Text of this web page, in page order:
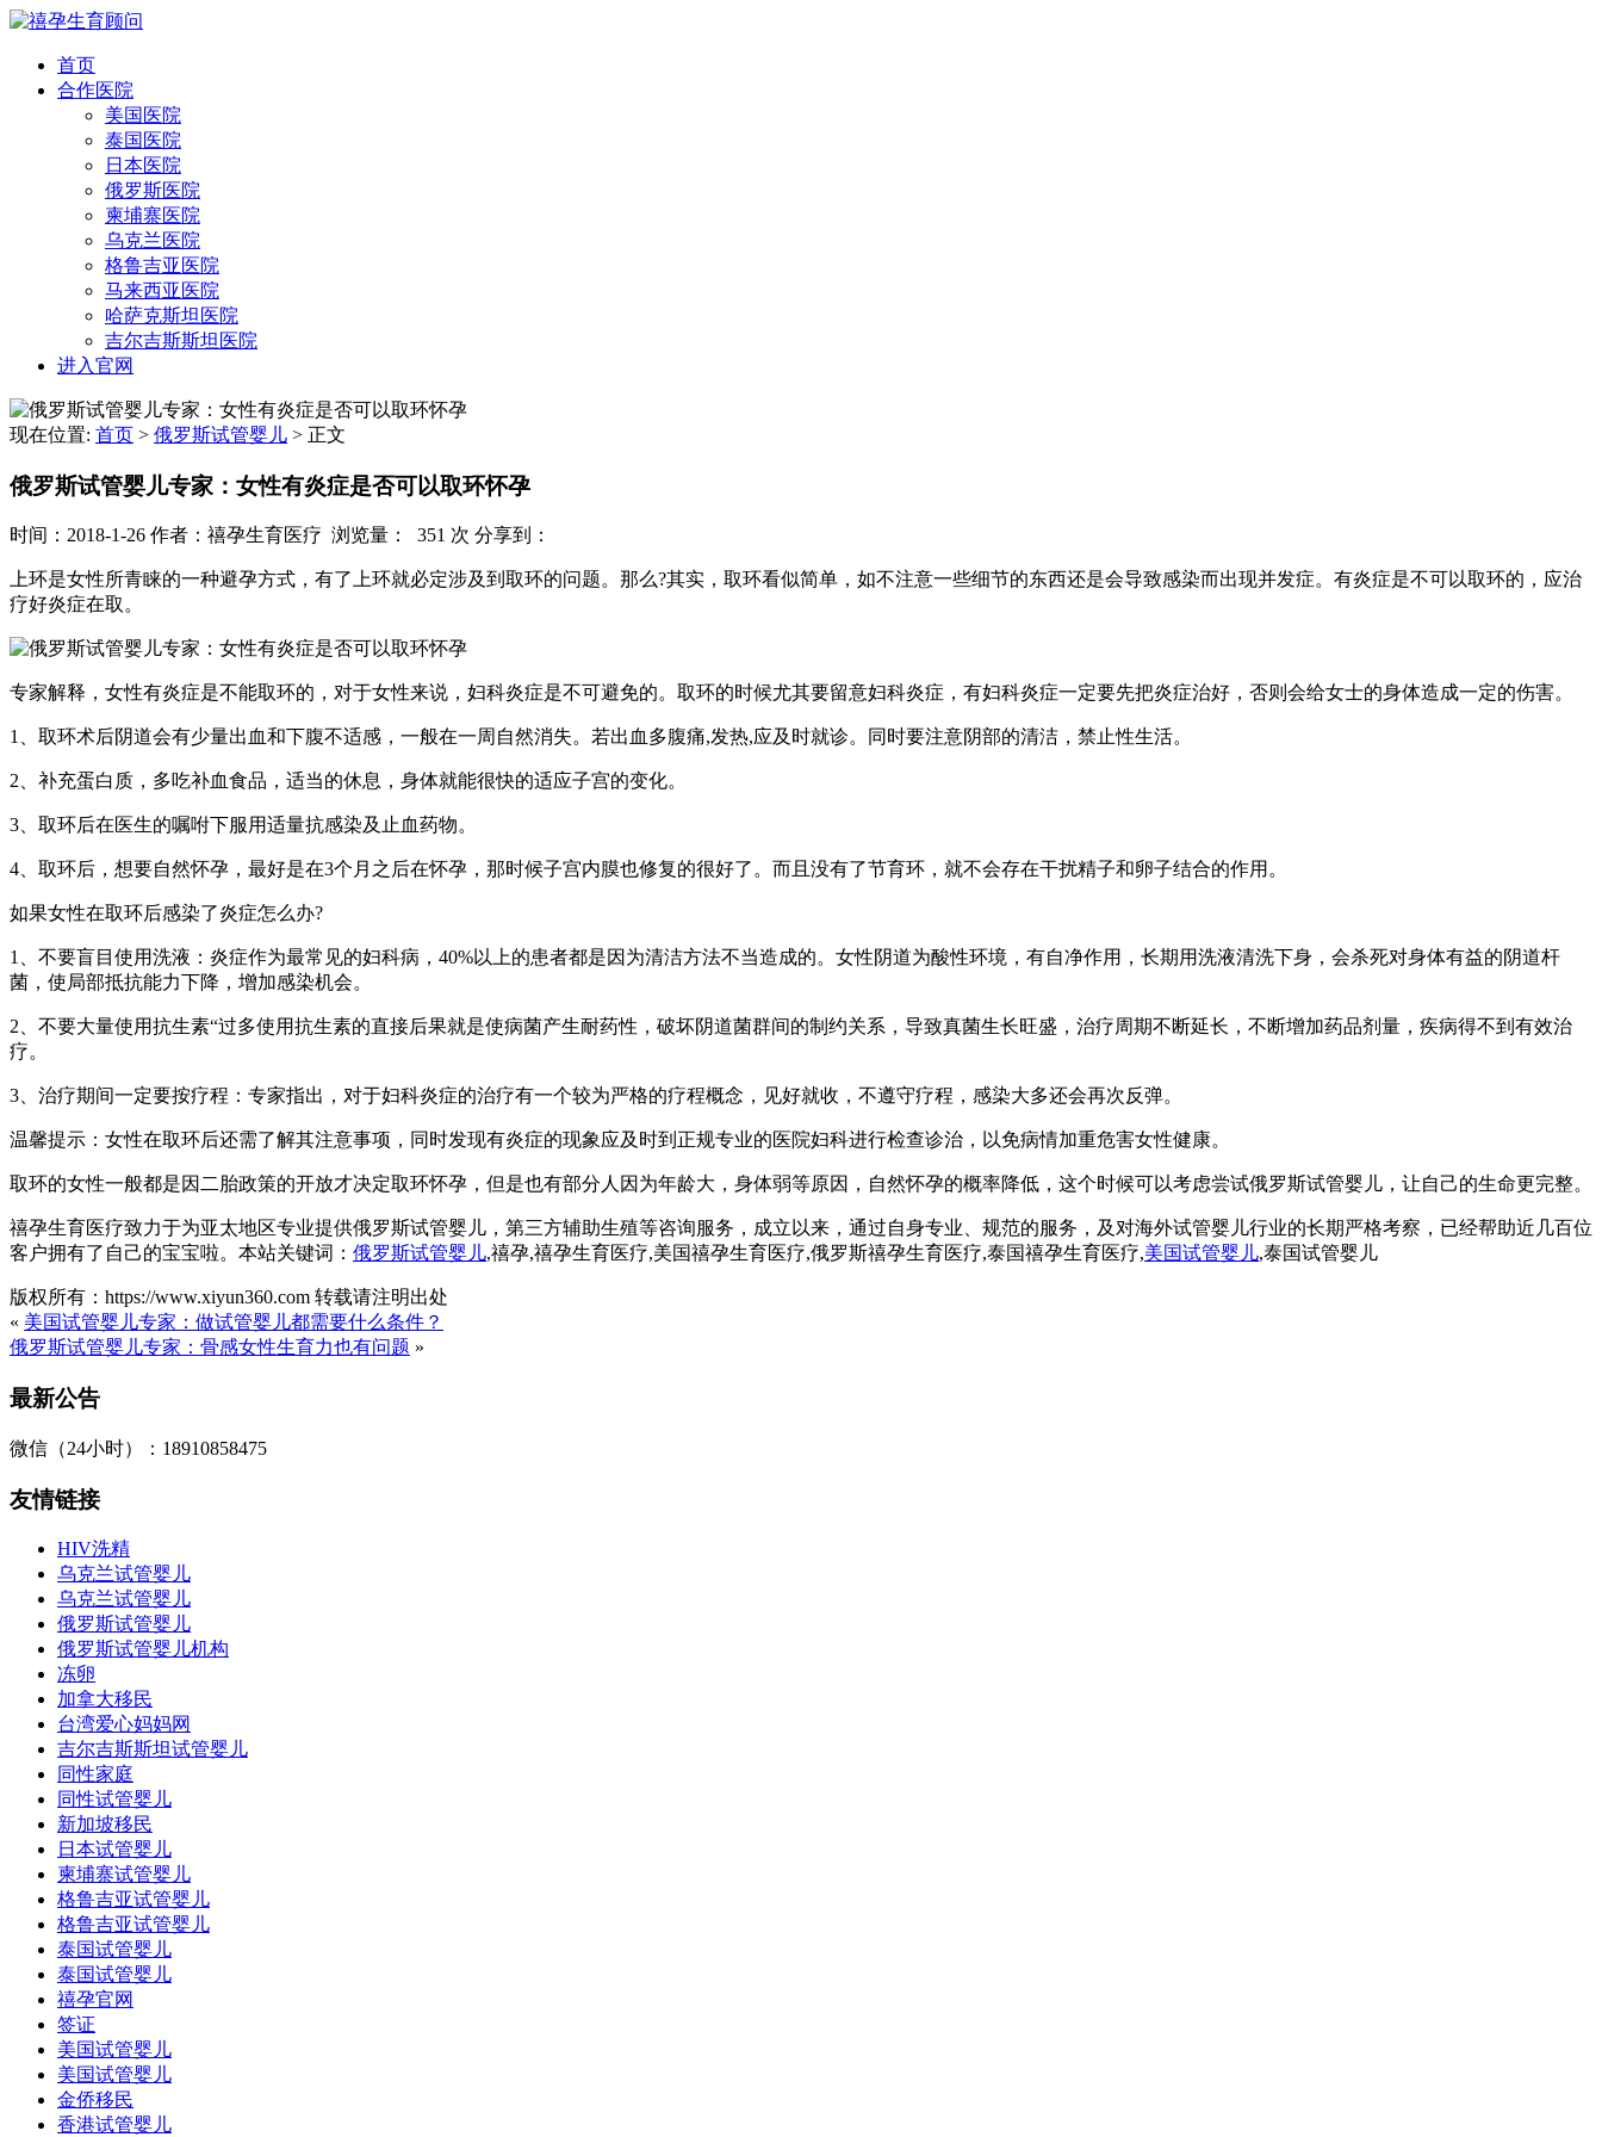
首页
合作医院
美国医院
泰国医院
日本医院
俄罗斯医院
柬埔寨医院
乌克兰医院
格鲁吉亚医院
马来西亚医院
哈萨克斯坦医院
吉尔吉斯斯坦医院
进入官网
现在位置: 首页 > 俄罗斯试管婴儿 > 正文
俄罗斯试管婴儿专家：女性有炎症是否可以取环怀孕
时间：2018-1-26 作者：禧孕生育医疗 浏览量： 351 次 分享到：
上环是女性所青睐的一种避孕方式，有了上环就必定涉及到取环的问题。那么?其实，取环看似简单，如不注意一些细节的东西还是会导致感染而出现并发症。有炎症是不可以取环的，应治
疗好炎症在取。
专家解释，女性有炎症是不能取环的，对于女性来说，妇科炎症是不可避免的。取环的时候尤其要留意妇科炎症，有妇科炎症一定要先把炎症治好，否则会给女士的身体造成一定的伤害。
1、取环术后阴道会有少量出血和下腹不适感，一般在一周自然消失。若出血多腹痛,发热,应及时就诊。同时要注意阴部的清洁，禁止性生活。
2、补充蛋白质，多吃补血食品，适当的休息，身体就能很快的适应子宫的变化。
3、取环后在医生的嘱咐下服用适量抗感染及止血药物。
4、取环后，想要自然怀孕，最好是在3个月之后在怀孕，那时候子宫内膜也修复的很好了。而且没有了节育环，就不会存在干扰精子和卵子结合的作用。
如果女性在取环后感染了炎症怎么办?
1、不要盲目使用洗液：炎症作为最常见的妇科病，40%以上的患者都是因为清洁方法不当造成的。女性阴道为酸性环境，有自净作用，长期用洗液清洗下身，会杀死对身体有益的阴道杆
菌，使局部抵抗能力下降，增加感染机会。
2、不要大量使用抗生素“过多使用抗生素的直接后果就是使病菌产生耐药性，破坏阴道菌群间的制约关系，导致真菌生长旺盛，治疗周期不断延长，不断增加药品剂量，疾病得不到有效治
疗。
3、治疗期间一定要按疗程：专家指出，对于妇科炎症的治疗有一个较为严格的疗程概念，见好就收，不遵守疗程，感染大多还会再次反弹。
温馨提示：女性在取环后还需了解其注意事项，同时发现有炎症的现象应及时到正规专业的医院妇科进行检查诊治，以免病情加重危害女性健康。
取环的女性一般都是因二胎政策的开放才决定取环怀孕，但是也有部分人因为年龄大，身体弱等原因，自然怀孕的概率降低，这个时候可以考虑尝试俄罗斯试管婴儿，让自己的生命更完整。
禧孕生育医疗致力于为亚太地区专业提供俄罗斯试管婴儿，第三方辅助生殖等咨询服务，成立以来，通过自身专业、规范的服务，及对海外试管婴儿行业的长期严格考察，已经帮助近几百位
客户拥有了自己的宝宝啦。本站关键词： 俄罗斯试管婴儿,禧孕,禧孕生育医疗,美国禧孕生育医疗,俄罗斯禧孕生育医疗,泰国禧孕生育医疗,美国试管婴儿,泰国试管婴儿
版权所有：https://www.xiyun360.com 转载请注明出处
« 美国试管婴儿专家：做试管婴儿都需要什么条件？
俄罗斯试管婴儿专家：骨感女性生育力也有问题 »
最新公告
微信（24小时）：18910858475
友情链接
HIV洗精
乌克兰试管婴儿
乌克兰试管婴儿
俄罗斯试管婴儿
俄罗斯试管婴儿机构
冻卵
加拿大移民
台湾爱心妈妈网
吉尔吉斯斯坦试管婴儿
同性家庭
同性试管婴儿
新加坡移民
日本试管婴儿
柬埔寨试管婴儿
格鲁吉亚试管婴儿
格鲁吉亚试管婴儿
泰国试管婴儿
泰国试管婴儿
禧孕官网
签证
美国试管婴儿
美国试管婴儿
金侨移民
香港试管婴儿